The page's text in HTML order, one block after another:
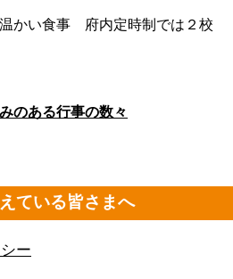
かい食事 府内定時制では２校
のある行事の数々
ている皆さまへ
ー